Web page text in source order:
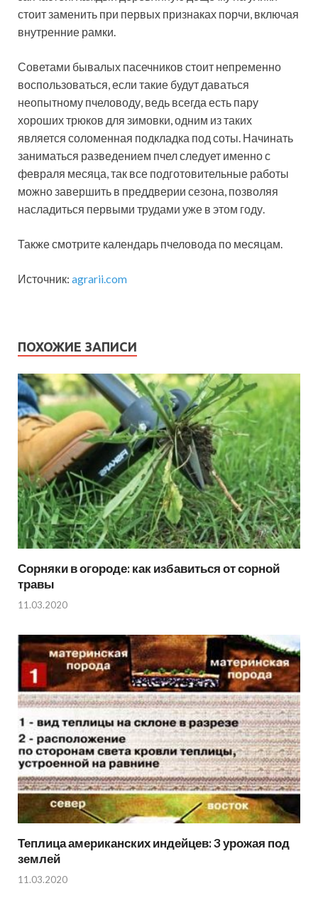
стоит заменить при первых признаках порчи, включая
внутренние рамки.
Советами бывалых пасечников стоит непременно
воспользоваться, если такие будут даваться
неопытному пчеловоду, ведь всегда есть пару
хороших трюков для зимовки, одним из таких
является соломенная подкладка под соты. Начинать
заниматься разведением пчел следует именно с
февраля месяца, так все подготовительные работы
можно завершить в преддверии сезона, позволяя
насладиться первыми трудами уже в этом году.
Также смотрите календарь пчеловода по месяцам.
Источник: agrarii.com
ПОХОЖИЕ ЗАПИСИ
Сорняки в огороде: как избавиться от сорной
травы
11.03.2020
Теплица американских индейцев: 3 урожая под
землей
11.03.2020